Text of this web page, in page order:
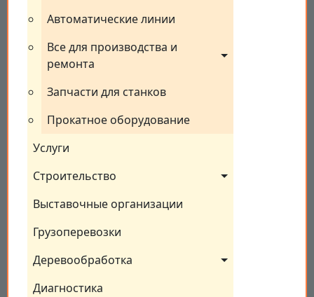
Автоматические линии
Все для производства и
ремонта
Запчасти для станков
Прокатное оборудование
Услуги
Строительство
Выставочные организации
Грузоперевозки
Деревообработка
Диагностика